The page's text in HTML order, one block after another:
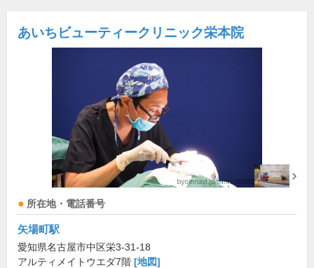
あいちビューティークリニック栄本院
所在地・電話番号
矢場町駅
愛知県名古屋市中区栄3-31-18
アルティメイトウエダ7階 [地図]